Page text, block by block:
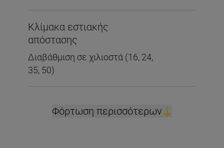
Κλίμακα εστιακής
απόστασης
Διαβάθμιση σε χιλιοστά (16, 24,
35, 50)
Φόρτωση περισσότερων